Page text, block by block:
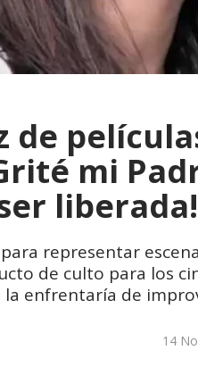
de
mi
representar
de culto para los
enfrentaría de
14